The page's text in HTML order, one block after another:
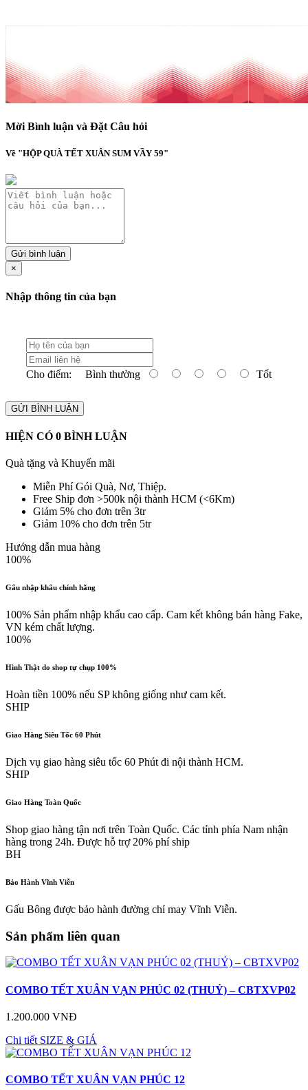
Mời Bình luận và Đặt Câu hỏi
Về "HỘP QUÀ TẾT XUÂN SUM VẦY 59"
Gửi bình luận
×
Nhập thông tin của bạn
Cho điểm: Bình thường Tốt
GỬI BÌNH LUẬN
HIỆN CÓ 0 BÌNH LUẬN
Quà tặng và Khuyến mãi
Miễn Phí Gói Quà, Nơ, Thiệp.
Free Ship đơn >500k nội thành HCM (<6Km)
Giảm 5% cho đơn trên 3tr
Giảm 10% cho đơn trên 5tr
Hướng dẫn mua hàng
100%
Gấu nhập khẩu chính hãng
100% Sản phẩm nhập khẩu cao cấp. Cam kết không bán hàng Fake,
VN kém chất lượng.
100%
Hình Thật do shop tự chụp 100%
Hoàn tiền 100% nếu SP không giống như cam kết.
SHIP
Giao Hàng Siêu Tốc 60 Phút
Dịch vụ giao hàng siêu tốc 60 Phút đi nội thành HCM.
SHIP
Giao Hàng Toàn Quốc
Shop giao hàng tận nơi trên Toàn Quốc. Các tỉnh phía Nam nhận
hàng trong 24h. Được hỗ trợ 20% phí ship
BH
Bảo Hành Vĩnh Viễn
Gấu Bông được bảo hành đường chỉ may Vĩnh Viễn.
Sản phẩm liên quan
COMBO TẾT XUÂN VẠN PHÚC 02 (THUỶ) – CBTXVP02
1.200.000 VNĐ
Chi tiết SIZE & GIÁ
COMBO TẾT XUÂN VẠN PHÚC 12